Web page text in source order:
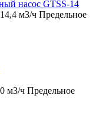
насос GTSS-14
м3/ч Предельное
м3/ч Предельное